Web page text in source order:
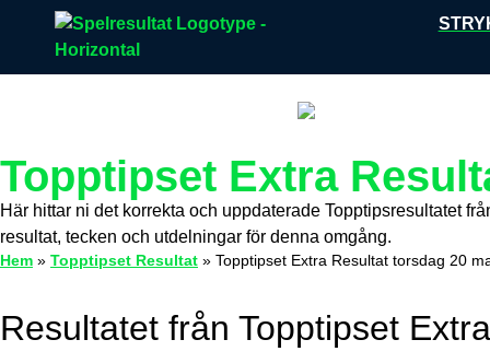
Topptipset Extra
Här hittar ni det korrekta och uppdaterade Topptipsresultatet
resultat, tecken och utdelningar för denna omgång.
Hem » Topptipset Resultat » Topptipset Extra Resultat torsdag 20
Resultatet från Topptipset Extra